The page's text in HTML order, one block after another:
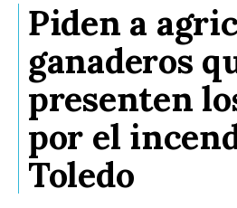
Piden a
ganaderos
presenten
por el
Toledo